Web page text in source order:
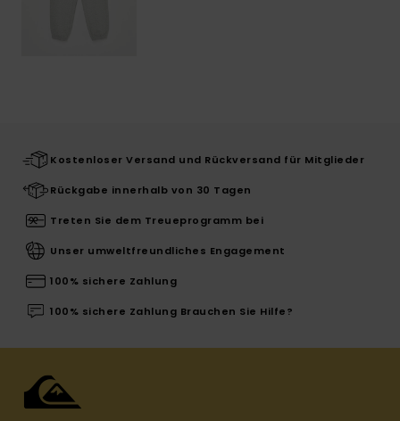
Kostenloser Versand und Rückversand für Mitglieder
Rückgabe innerhalb von 30 Tagen
Treten Sie dem Treueprogramm bei
Unser umweltfreundliches Engagement
100% sichere Zahlung
100% sichere Zahlung Brauchen Sie Hilfe?